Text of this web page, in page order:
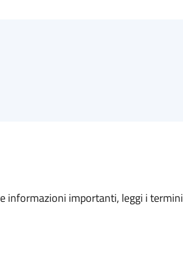
informazioni importanti, leggi i termini